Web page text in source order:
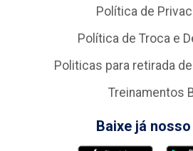
Política de
Política de Troca e
Politicas para retirada
Treinamentos
Baixe já